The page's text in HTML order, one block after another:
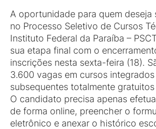
A oportunidade para quem deseja
no Processo Seletivo de Cursos
Instituto Federal da Paraíba –
sua etapa final com o
inscrições nesta sexta-feira (18).
3.600 vagas em cursos
subsequentes totalmente
O candidato precisa apenas
de forma online, preencher o
eletrônico e anexar o histórico